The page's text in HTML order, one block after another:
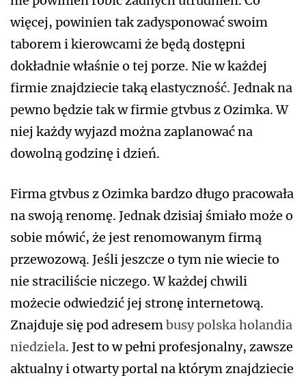
więcej, powinien tak zadysponować swoim
taborem i kierowcami że będą dostępni
dokładnie właśnie o tej porze. Nie w każdej
firmie znajdziecie taką elastyczność. Jednak na
pewno będzie tak w firmie gtvbus z Ozimka. W
niej każdy wyjazd można zaplanować na
dowolną godzinę i dzień.
Firma gtvbus z Ozimka bardzo długo pracowała
na swoją renomę. Jednak dzisiaj śmiało może o
sobie mówić, że jest renomowanym firmą
przewozową. Jeśli jeszcze o tym nie wiecie to
nie straciliście niczego. W każdej chwili
możecie odwiedzić jej stronę internetową.
Znajduje się pod adresembusy polska holandia
niedziela. Jest to w pełni profesjonalny, zawsze
aktualny i otwarty portal na którym znajdziecie